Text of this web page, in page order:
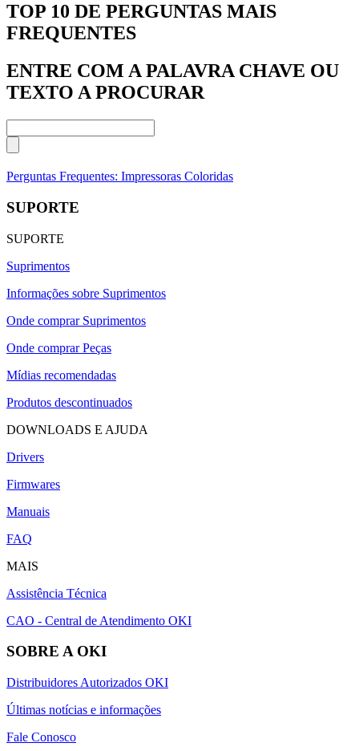
TOP 10 DE PERGUNTAS MAIS
FREQUENTES
ENTRE COM A PALAVRA CHAVE OU
TEXTO A PROCURAR
Perguntas Frequentes: Impressoras Coloridas
SUPORTE
SUPORTE
Suprimentos
Informações sobre Suprimentos
Onde comprar Suprimentos
Onde comprar Peças
Mídias recomendadas
Produtos descontinuados
DOWNLOADS E AJUDA
Drivers
Firmwares
Manuais
FAQ
MAIS
Assistência Técnica
CAO - Central de Atendimento OKI
SOBRE A OKI
Distribuidores Autorizados OKI
Últimas notícias e informações
Fale Conosco